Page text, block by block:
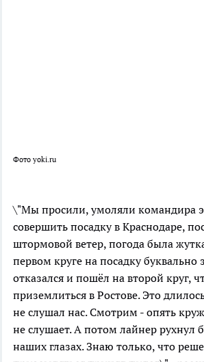
Фото yoki.ru
\"Мы просили, умоляли командира
совершить посадку в Краснодаре,
штормовой ветер, погода была
первом круге на посадку буквально
отказался и пошёл на второй круг,
приземлиться в Ростове. Это
не слушал нас. Смотрим - опять
не слушает. А потом лайнер рухнул
наших глазах. Знаю только, что